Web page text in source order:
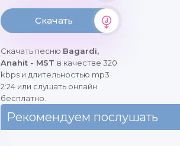
Скачать
Скачать песню Bagardi,
Anahit - MST в качестве 320
kbps и длительностью mp3
2:24 или слушать онлайн
бесплатно.
Рекомендуем послушать